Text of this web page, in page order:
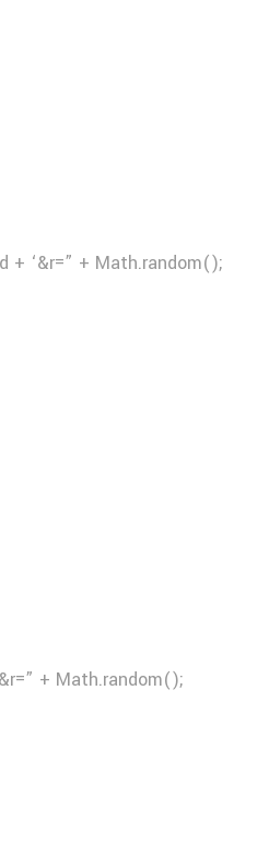
+ ‘&r=” + Math.random();
+ Math.random();